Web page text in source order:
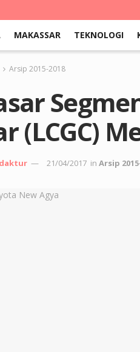
MAKASSAR TEKNOLOGI
Arsip 2015-2018
(LCGC)
21/04/2017 in Arsip